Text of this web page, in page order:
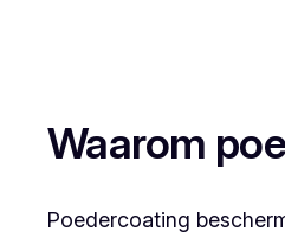
Waarom
Poedercoating